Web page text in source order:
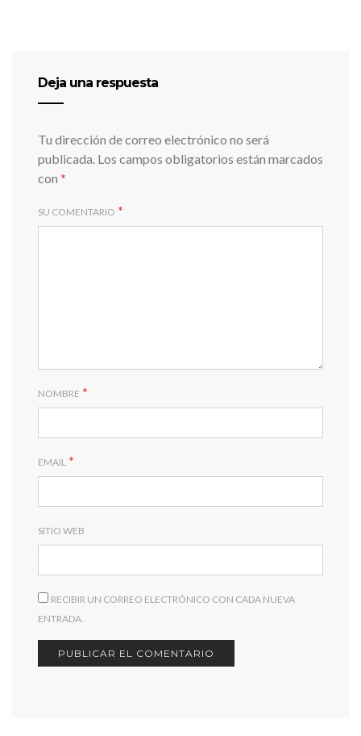
Deja una respuesta
Tu dirección de correo electrónico no será
publicada. Los campos obligatorios están marcados
con *
SU COMENTARIO *
NOMBRE *
EMAIL *
SITIO WEB
RECIBIR UN CORREO ELECTRÓNICO CON CADA NUEVA
ENTRADA.